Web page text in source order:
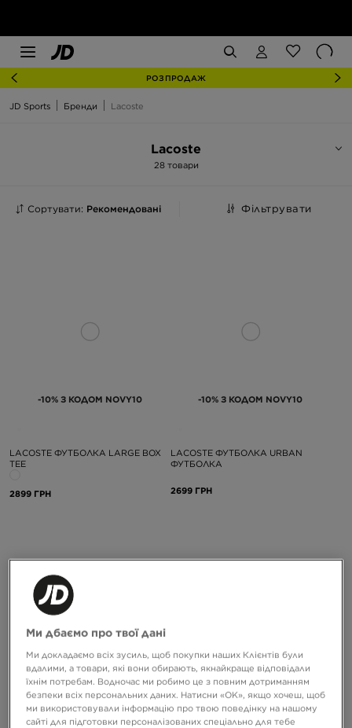
РОЗПРОДАЖ
JD Sports Бренди Lacoste
Lacoste
28 товари
Сортувати: Рекомендовані Фільтрувати
-10% З КОДОМ NOVY10
LACOSTE ФУТБОЛКА LARGE BOX
TEE
2899 ГРН
-10% З КОДОМ NOVY10
LACOSTE ФУТБОЛКА URBAN
ФУТБОЛКА
2699 ГРН
-10% З КОДОМ NOVY10
LACOSTE КОФТА НА БЛИСКАВЦІ
SWEATSHIRT
-10% З КОДОМ NOVY10
LACOSTE ФУТБОЛКА ФУТБОЛКА
Ми дбаємо про твої дані
Ми докладаємо всіх зусиль, щоб покупки наших Клієнтів були
вдалими, а товари, які вони обирають, якнайкраще відповідали
їхнім потребам. Водночас ми робимо це з повним дотриманням
безпеки всіх персональних даних. Натисни «OK», якщо хочеш, щоб
ми використовували інформацію про твою поведінку на нашому
сайті для підготовки персоналізованих спеціально для тебе